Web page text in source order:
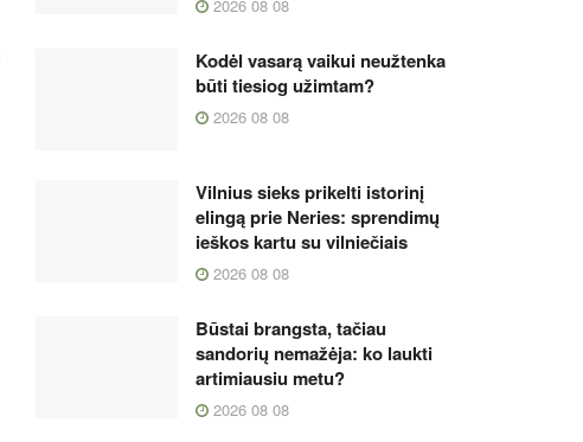
2026 08 08
Kodėl vasarą vaikui neužtenka
būti tiesiog užimtam?
2026 08 08
Vilnius sieks prikelti istorinį
elingą prie Neries: sprendimų
ieškos kartu su vilniečiais
2026 08 08
Būstai brangsta, tačiau
sandorių nemažėja: ko laukti
artimiausiu metu?
2026 08 08